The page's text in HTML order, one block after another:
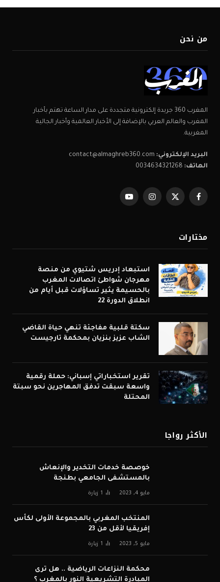
من نحن
المغرب 360 جريدة إلكترونية متجددة على مدار الساعة تهتم بأخبار
المغرب والعالم العربي بالإضافة إلى الأخبار العالمية وأخبار الجالية
المغربية.
البريد الإلكتروني:
الهاتف:
فيسبوكX
الانستغراميوتيوب
مختارات
استبعاد إدريس شتيوي من منصة
مهرجان شواطئ اتصالات المغرب
بالحسيمة يثير تساؤلات قبل أيام من
انطلاق الدورة 22
سكتة قلبية مفاجئة تنهي حياة القاضي
الشاب عزيز بنزيان بمحكمة تارجيست
تقرير استخباراتي إسباني: حملة رقمية
واسعة سبقت تدفق المهاجرين نحو سبتة
المحتلة
الأكثر رواجا
خوصصة خدمات التخدير والإنعاش
بالمستشفى الجامعي بطنجة
مايو 4, 2023 1 زيارة
المنتخب المغربي بالمجموعة الأولى لكأس
إفريقيا لأقل من 23
مايو 5, 2023 1 زيارة
محكمة النزاعات الرياضية .. هل ترى
المبادرة التشريعية النور بالمغرب ؟